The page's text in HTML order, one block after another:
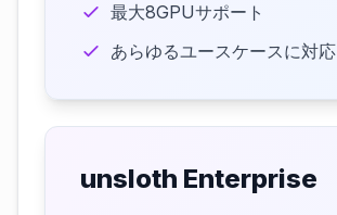
最大8GPUサポート
あらゆるユースケースに対応
unsloth Enterprise